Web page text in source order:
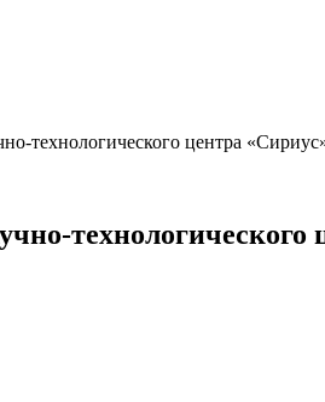
технологического центра
технологического